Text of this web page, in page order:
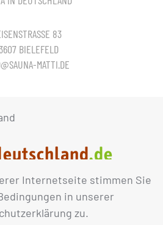
Internetseite stimmen Sie
in unserer
zu.
83
BIELEFELD
MATTI.DE
IMPRESSUM DATENSCHUTZ